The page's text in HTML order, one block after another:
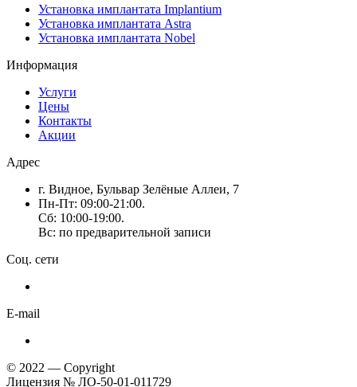
Установка имплантата Implantium
Установка имплантата Astra
Установка имплантата Nobel
Информация
Услуги
Цены
Контакты
Акции
Адрес
г. Видное, Бульвар Зелёные Аллеи, 7
Пн-Пт: 09:00-21:00.
Сб: 10:00-19:00.
Вс: по предварительной записи
Соц. сети
E-mail
© 2022 — Copyright
Лицензия № ЛО-50-01-011729